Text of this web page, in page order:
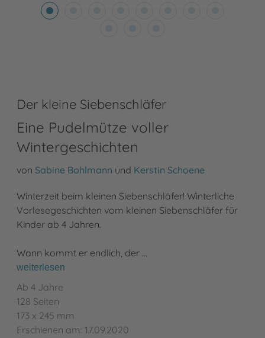
Der kleine Siebenschläfer
Eine Pudelmütze voller
Wintergeschichten
von Sabine Bohlmann und Kerstin Schoene
Winterzeit beim kleinen Siebenschläfer! Winterliche
Vorlesegeschichten vom kleinen Siebenschläfer für
Kinder ab 4 Jahren.
Wann kommt er endlich, der …
weiterlesen
Ab 4 Jahre
128 Seiten
173 x 245 mm
Erschienen am: 17.09.2020